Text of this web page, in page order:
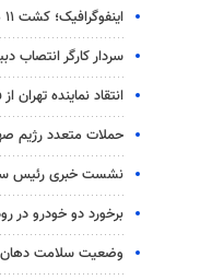
اینفوگرافیک؛ کشت ۱۱ هکتار انواع گیاه دارویی در همدان
سردار کارگر انتصاب
انتقاد نماینده
حملات متعدد رژیم
نشست خبری رئیس
برخورد دو خودرو در رودان ۵ مصدوم
وضعیت سلامت دهان